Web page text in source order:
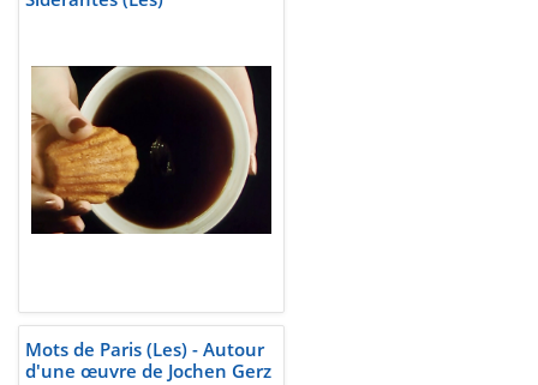
Mots de Paris (Les) - Autour
d'une œuvre de Jochen Gerz